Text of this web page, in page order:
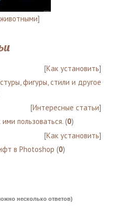
]
[Как установить]
фигуры, стили и другое
[Интересные статьи]
пользоваться. (0)
[Как установить]
в Photoshop (0)
несколько ответов)